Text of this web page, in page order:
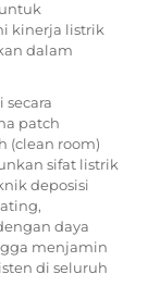
kinerja listrik
dalam
secara
patch
(clean room)
sifat listrik
deposisi
daya
menjamin
di seluruh